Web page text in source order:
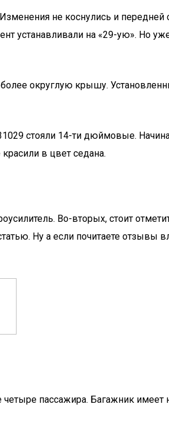
не коснулись и передней
устанавливали на «29-ую». Но
округлую крышу.
стояли 14-ти дюймовые.
в цвет седана.
Во-вторых, стоит
Ну а если почитаете отзывы
пассажира. Багажник имеет